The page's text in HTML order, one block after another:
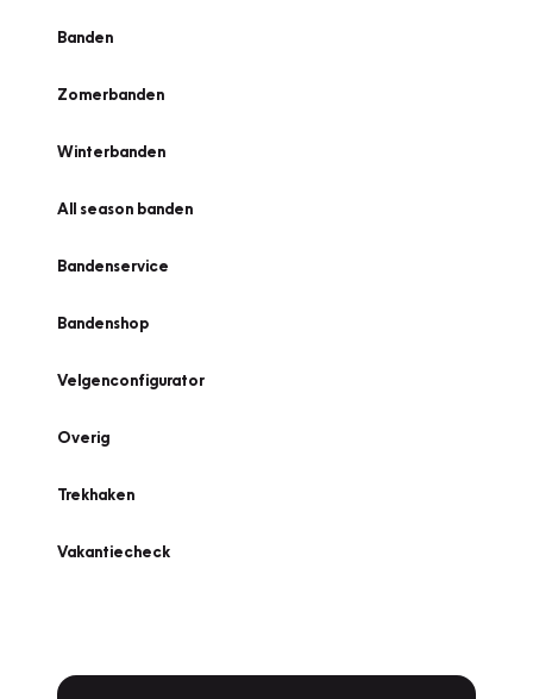
Banden
Zomerbanden
Winterbanden
All season banden
Bandenservice
Bandenshop
Velgenconfigurator
Overig
Trekhaken
Vakantiecheck